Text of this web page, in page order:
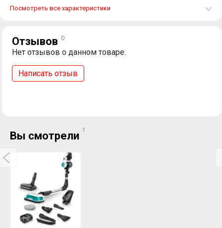
Посмотреть все характеристики
Отзывов 0
Нет отзывов о данном товаре.
Написать отзыв
Вы смотрели 1